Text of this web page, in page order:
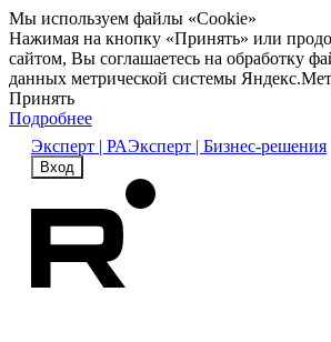
Мы используем файлы «Cookie»
Нажимая на кнопку «Принять» или
сайтом, Вы соглашаетесь на обработку
данных метрической системы
Принять
Подробнее
Эксперт | РАЭксперт | Бизнес-решения
Вход